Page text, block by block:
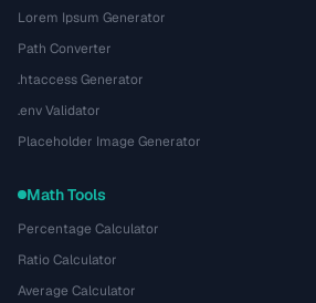
Lorem Ipsum Generator
Path Converter
.htaccess Generator
.env Validator
Placeholder Image Generator
Math Tools
Percentage Calculator
Ratio Calculator
Average Calculator